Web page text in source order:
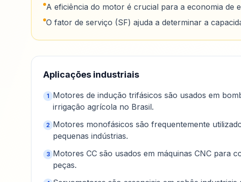
A eficiência do motor é crucial para a economia de
O fator de serviço (SF) ajuda a determinar a
Aplicações industriais
1 Motores de indução trifásicos são usados em
irrigação agrícola no Brasil.
2 Motores monofásicos são frequentemente
pequenas indústrias.
3 Motores CC são usados em máquinas CNC para
peças.